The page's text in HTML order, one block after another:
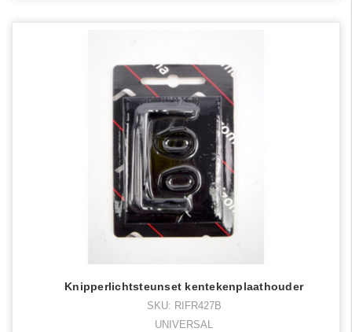
Knipperlichtsteunset kentekenplaathouder
SKU: RIFR427B
UNIVERSAL